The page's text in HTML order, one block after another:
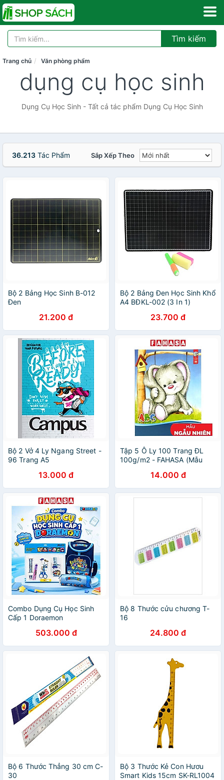
Tìm kiếm
Trang chủ Văn phòng phẩm
dụng cụ học sinh
Dụng Cụ Học Sinh - Tất cả tác phẩm Dụng Cụ Học Sinh
36.213 Tác Phẩm Sắp Xếp Theo
Bộ 2 Bảng Học Sinh B-012
Đen
21.200 đ
Bộ 2 Bảng Đen Học Sinh Khổ
A4 BĐKL-002 (3 In 1)
23.700 đ
Bộ 2 Vở 4 Ly Ngang Street -
96 Trang A5
13.000 đ
Tập 5 Ô Ly 100 Trang ĐL
100g/m2 - FAHASA (Mẫu
14.000 đ
Combo Dụng Cụ Học Sinh
Cấp 1 Doraemon
503.000 đ
Bộ 8 Thước cửu chương T-
16
24.800 đ
Bộ 6 Thước Thẳng 30 cm C-
30
Bộ 3 Thước Kẻ Con Hươu
Smart Kids 15cm SK-RL1004